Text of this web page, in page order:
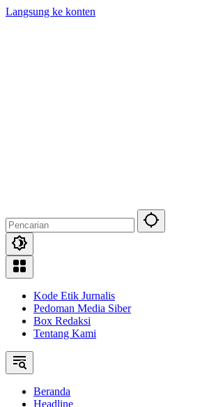
Langsung ke konten
Kode Etik Jurnalis
Pedoman Media Siber
Box Redaksi
Tentang Kami
Beranda
Headline